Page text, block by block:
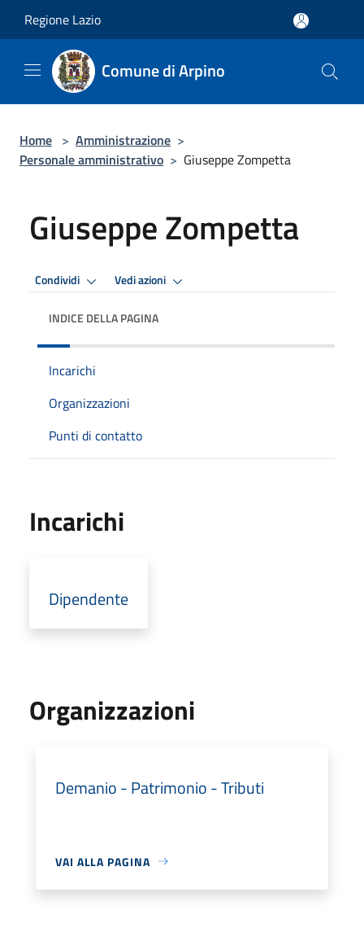
Regione Lazio
Comune di Arpino
Home > Amministrazione >
Personale amministrativo > Giuseppe Zompetta
Giuseppe Zompetta
Condividi Vedi azioni
INDICE DELLA PAGINA
Incarichi
Organizzazioni
Punti di contatto
Incarichi
Dipendente
Organizzazioni
Demanio - Patrimonio - Tributi
VAI ALLA PAGINA